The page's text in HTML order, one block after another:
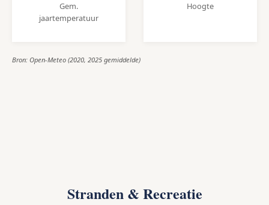
Gem.
jaartemperatuur
Hoogte
Bron: Open-Meteo (2020, 2025 gemiddelde)
Stranden & Recreatie